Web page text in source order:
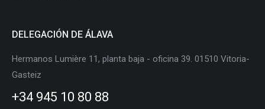
DELEGACIÓN DE ÁLAVA
Hermanos Lumière 11, planta baja - oficina 39. 01510 Vitoria-
Gasteiz
+34 945 10 80 88